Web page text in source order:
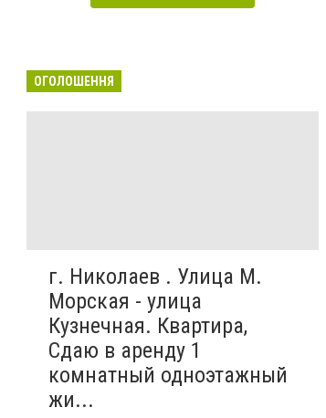
ОГОЛОШЕННЯ
г. Николаев . Улица М.
Морская - улица
Кузнечная. Квартира,
Сдаю в аренду 1
комнатный одноэтажный
жи...